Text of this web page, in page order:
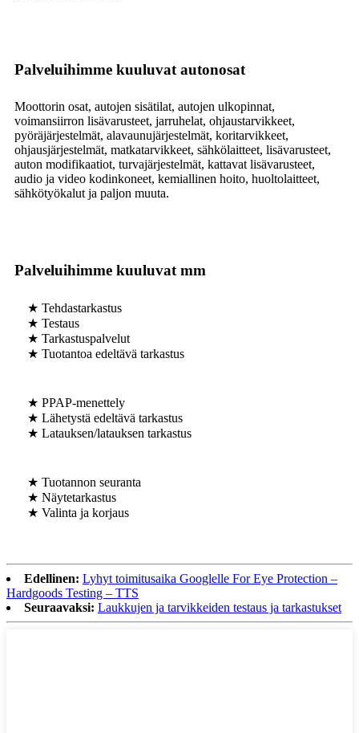
Palveluihimme kuuluvat autonosat
Moottorin osat, autojen sisätilat, autojen ulkopinnat,
voimansiirron lisävarusteet, jarruhelat, ohjaustarvikkeet,
pyöräjärjestelmät, alavaunujärjestelmät, koritarvikkeet,
ohjausjärjestelmät, matkatarvikkeet, sähkölaitteet, lisävarusteet,
auton modifikaatiot, turvajärjestelmät, kattavat lisävarusteet,
audio ja video kodinkoneet, kemiallinen hoito, huoltolaitteet,
sähkötyökalut ja paljon muuta.
Palveluihimme kuuluvat mm
★ Tehdastarkastus
★ Testaus
★ Tarkastuspalvelut
★ Tuotantoa edeltävä tarkastus
★ PPAP-menettely
★ Lähetystä edeltävä tarkastus
★ Latauksen/latauksen tarkastus
★ Tuotannon seuranta
★ Näytetarkastus
★ Valinta ja korjaus
Edellinen: Lyhyt toimitusaika Googlelle For Eye Protection –
Hardgoods Testing – TTS
Seuraavaksi: Laukkujen ja tarvikkeiden testaus ja tarkastukset